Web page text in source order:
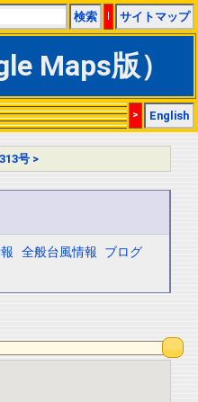
検索 | サイトマップ
Maps版）
> English
号 >
全般台風情報 ブログ